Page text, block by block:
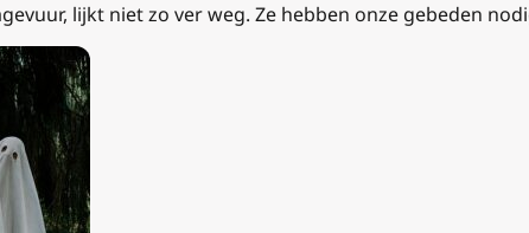
lijkt niet zo ver weg. Ze hebben onze gebeden